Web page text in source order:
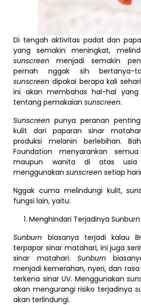
Di tengah aktivitas padat dan
yang semakin meningkat,
sunscreenmenjadi semakin
pernah nggak sih bertanya-
sunscreen dipakai berapa kali
ini akan membahas hal-hal
tentang pemakaiansunscreen.
Sunscreenpunya peranan
kulit dari paparan sinar
produksi melanin berlebihan.
Foundation menyarankan
maupun wanita di atas
menggunakansunscreensetiap
Nggak cuma melindungi kulit,
fungsi lain, yaitu:
Menghindari Terjadinya Sunburn
Sunburn biasanya terjadi kalau
terpapar sinar matahari, ini juga
sinar matahari. Sunburn
menjadi kemerahan, nyeri, dan
terkena sinar UV. Menggunakan
akan mengurangi risiko terjadinya
akan terlindungi.